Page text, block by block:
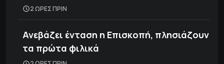
2 ΩΡΕΣ ΠΡΙΝ
Ανεβάζει ένταση η Επισκοπή, πλησιάζουν
τα πρώτα φιλικά